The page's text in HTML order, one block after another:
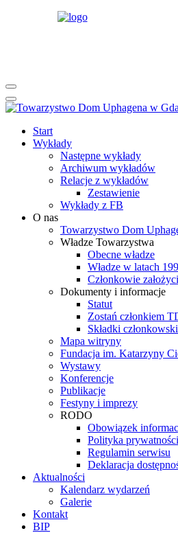
Start
Wykłady
Następne wykłady
Archiwum wykładów
Relacje z wykładów
Zestawienie
Wykłady z FB
O nas
Towarzystwo Dom
Władze Towarzystwa
Obecne władze
Władze w latach
Członkowie
Dokumenty i informacje
Statut
Zostań członkiem
Składki
Mapa witryny
Fundacja im. Katarzyny
Wystawy
Konferencje
Publikacje
Festyny i imprezy
RODO
Obowiązek
Polityka prywatności
Regulamin serwisu
Deklaracja
Aktualności
Kalendarz wydarzeń
Galerie
Kontakt
BIP